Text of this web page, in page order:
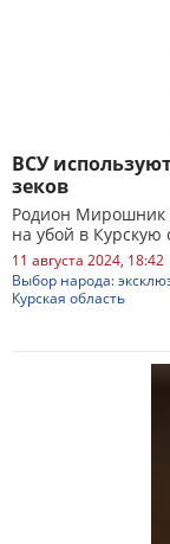
ВСУ
зеков
Родион Мирошник
на убой в Курскую
11 августа 2024, 18:42
Выбор народа:
Курская область